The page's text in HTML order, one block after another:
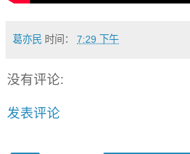
葛亦民 时间： 7:29 下午
没有评论:
发表评论